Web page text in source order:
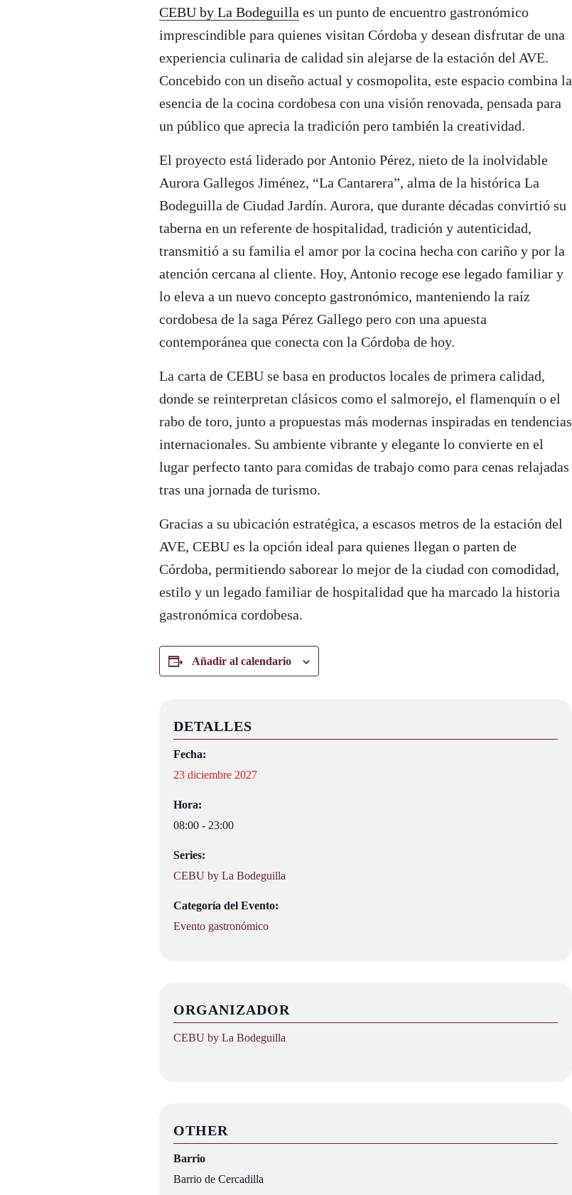
CEBU by La Bodeguilla es un punto de encuentro gastronómico
imprescindible para quienes visitan Córdoba y desean disfrutar de una
experiencia culinaria de calidad sin alejarse de la estación del AVE.
Concebido con un diseño actual y cosmopolita, este espacio combina la
esencia de la cocina cordobesa con una visión renovada, pensada para
un público que aprecia la tradición pero también la creatividad.
El proyecto está liderado por Antonio Pérez, nieto de la inolvidable
Aurora Gallegos Jiménez, “La Cantarera”, alma de la histórica La
Bodeguilla de Ciudad Jardín. Aurora, que durante décadas convirtió su
taberna en un referente de hospitalidad, tradición y autenticidad,
transmitió a su familia el amor por la cocina hecha con cariño y por la
atención cercana al cliente. Hoy, Antonio recoge ese legado familiar y
lo eleva a un nuevo concepto gastronómico, manteniendo la raíz
cordobesa de la saga Pérez Gallego pero con una apuesta
contemporánea que conecta con la Córdoba de hoy.
La carta de CEBU se basa en productos locales de primera calidad,
donde se reinterpretan clásicos como el salmorejo, el flamenquín o el
rabo de toro, junto a propuestas más modernas inspiradas en tendencias
internacionales. Su ambiente vibrante y elegante lo convierte en el
lugar perfecto tanto para comidas de trabajo como para cenas relajadas
tras una jornada de turismo.
Gracias a su ubicación estratégica, a escasos metros de la estación del
AVE, CEBU es la opción ideal para quienes llegan o parten de
Córdoba, permitiendo saborear lo mejor de la ciudad con comodidad,
estilo y un legado familiar de hospitalidad que ha marcado la historia
gastronómica cordobesa.
Añadir al calendario
DETALLES
Fecha:
23 diciembre 2027
Hora:
08:00 - 23:00
Series:
CEBU by La Bodeguilla
Categoría del Evento:
Evento gastronómico
ORGANIZADOR
CEBU by La Bodeguilla
OTHER
Barrio
Barrio de Cercadilla